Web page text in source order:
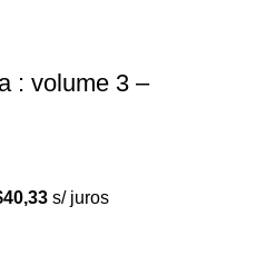
: volume 3 –
40,33 s/ juros